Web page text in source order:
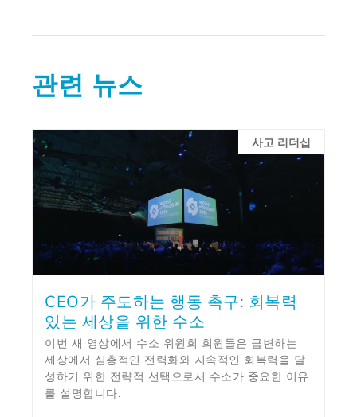
관련 뉴스
사고 리더십
CEO가 주도하는 행동 촉구: 회복력
있는 세상을 위한 수소
이번 새 영상에서 수소 위원회 회원들은 급변하는
세상에서 심층적인 전력화와 지속적인 회복력을 달
성하기 위한 전략적 선택으로서 수소가 중요한 이유
를 설명합니다.